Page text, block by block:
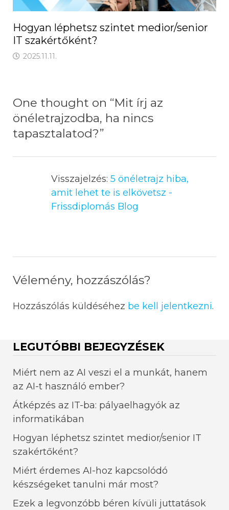
Hogyan léphetsz szintet medior/senior
IT szakértőként?
2025.11.11.
One thought on “Mit írj az
önéletrajzodba, ha nincs
tapasztalatod?”
Visszajelzés: 5 önéletrajz hiba,
amit lehet te is elkövetsz -
Frissdiplomás Blog
Vélemény, hozzászólás?
Hozzászólás küldéséhez be kell jelentkezni.
LEGUTÓBBI BEJEGYZÉSEK
Miért nem az AI veszi el a munkát, hanem
az AI-t használó ember?
Átképzés az IT-ba: pályaelhagyók az
informatikában
Hogyan léphetsz szintet medior/senior IT
szakértőként?
Miért érdemes AI-hoz kapcsolódó
készségeket tanulni már most?
Ezek a legvonzóbb béren kívüli juttatások